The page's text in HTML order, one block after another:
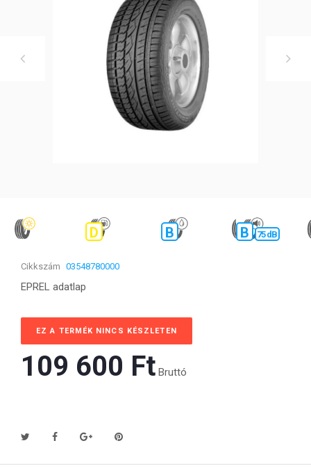
D B B 75 dB
Cikkszám 03548780000
EPREL adatlap
EZ A TERMÉK NINCS KÉSZLETEN
109 600 Ft‎ Bruttó